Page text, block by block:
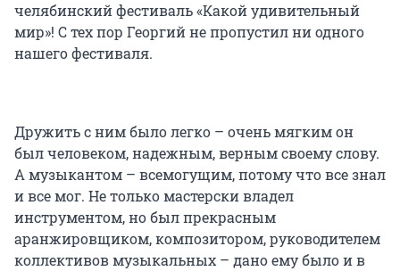
челябинский фестиваль «Какой удивительный
мир»! С тех пор Георгий не пропустил ни одного
нашего фестиваля.
Дружить с ним было легко – очень мягким он
был человеком, надежным, верным своему слову.
А музыкантом – всемогущим, потому что все знал
и все мог. Не только мастерски владел
инструментом, но был прекрасным
аранжировщиком, композитором, руководителем
коллективов музыкальных – дано ему было и в